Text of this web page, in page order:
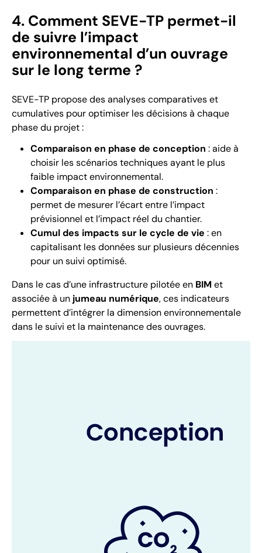
4. Comment SEVE-TP permet-il
de suivre l’impact
environnemental d’un ouvrage
sur le long terme ?
SEVE-TP propose des analyses comparatives et
cumulatives pour optimiser les décisions à chaque
phase du projet :
Comparaison en phase de conception : aide à
choisir les scénarios techniques ayant le plus
faible impact environnemental.
Comparaison en phase de construction :
permet de mesurer l’écart entre l’impact
prévisionnel et l’impact réel du chantier.
Cumul des impacts sur le cycle de vie : en
capitalisant les données sur plusieurs décennies
pour un suivi optimisé.
Dans le cas d’une infrastructure pilotée en BIM et
associée à un jumeau numérique, ces indicateurs
permettent d’intégrer la dimension environnementale
dans le suivi et la maintenance des ouvrages.